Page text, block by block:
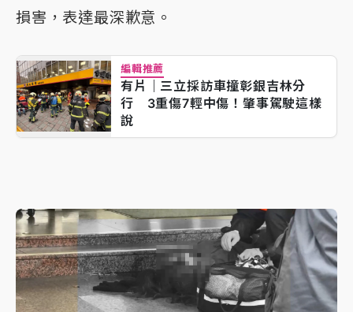
損害，表達最深歉意。
編輯推薦
有片｜三立採訪車撞彰銀吉林分
行 3重傷7輕中傷！肇事駕駛這樣
說